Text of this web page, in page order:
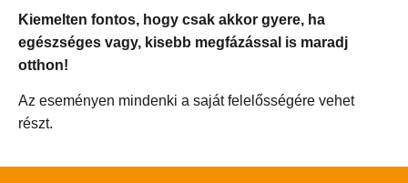
Kiemelten fontos, hogy csak akkor gyere, ha
egészséges vagy, kisebb megfázással is maradj
otthon!
Az eseményen mindenki a saját felelősségére vehet
részt.